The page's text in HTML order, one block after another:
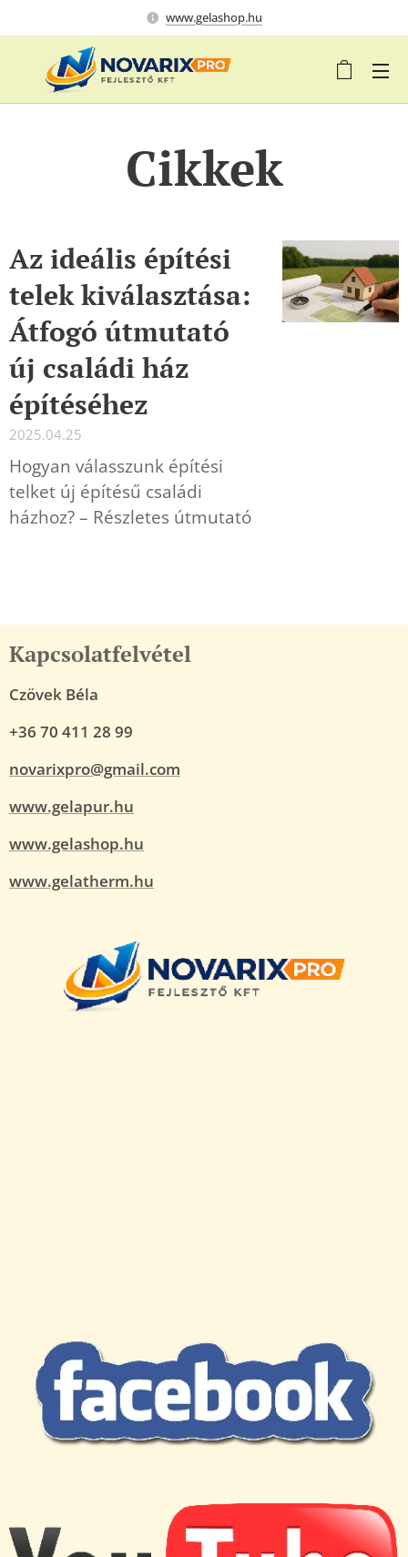
www.gelashop.hu
Cikkek
Az ideális építési
telek kiválasztása:
Átfogó útmutató
új családi ház
építéséhez
2025.04.25
Hogyan válasszunk építési
telket új építésű családi
házhoz? – Részletes útmutató
Kapcsolatfelvétel
Czövek Béla
+36 70 411 28 99
novarixpro@gmail.com
www.gelapur.hu
www.gelashop.hu
www.gelatherm.hu